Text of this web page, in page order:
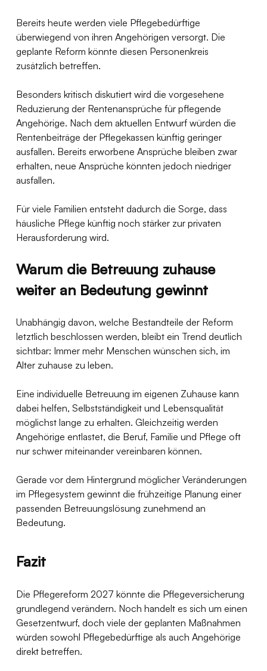
Bereits heute werden viele Pflegebedürftige
überwiegend von ihren Angehörigen versorgt. Die
geplante Reform könnte diesen Personenkreis
zusätzlich betreffen.
Besonders kritisch diskutiert wird die vorgesehene
Reduzierung der Rentenansprüche für pflegende
Angehörige. Nach dem aktuellen Entwurf würden die
Rentenbeiträge der Pflegekassen künftig geringer
ausfallen. Bereits erworbene Ansprüche bleiben zwar
erhalten, neue Ansprüche könnten jedoch niedriger
ausfallen.
Für viele Familien entsteht dadurch die Sorge, dass
häusliche Pflege künftig noch stärker zur privaten
Herausforderung wird.
Warum die Betreuung zuhause
weiter an Bedeutung gewinnt
Unabhängig davon, welche Bestandteile der Reform
letztlich beschlossen werden, bleibt ein Trend deutlich
sichtbar: Immer mehr Menschen wünschen sich, im
Alter zuhause zu leben.
Eine individuelle Betreuung im eigenen Zuhause kann
dabei helfen, Selbstständigkeit und Lebensqualität
möglichst lange zu erhalten. Gleichzeitig werden
Angehörige entlastet, die Beruf, Familie und Pflege oft
nur schwer miteinander vereinbaren können.
Gerade vor dem Hintergrund möglicher Veränderungen
im Pflegesystem gewinnt die frühzeitige Planung einer
passenden Betreuungslösung zunehmend an
Bedeutung.
Fazit
Die Pflegereform 2027 könnte die Pflegeversicherung
grundlegend verändern. Noch handelt es sich um einen
Gesetzentwurf, doch viele der geplanten Maßnahmen
würden sowohl Pflegebedürftige als auch Angehörige
direkt betreffen.